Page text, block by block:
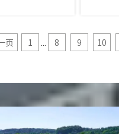
页 1 8 9 10